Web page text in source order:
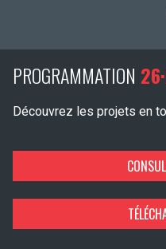
PROGRAMMATION
Découvrez les projets en